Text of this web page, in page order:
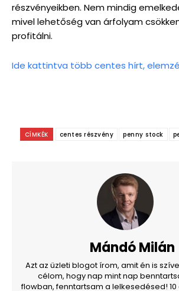
részvényeikben. Nem mindig
mivel lehetőség van árfolyam
profitálni.
Ide kattintva több centes hírt,
CÍMKÉK centes részvény penny stock
Mándó Milán
Azt az üzleti blogot írom, amit én is
célom, hogy nap mint nap
flowban, fenntartsam a lelkesedésed!